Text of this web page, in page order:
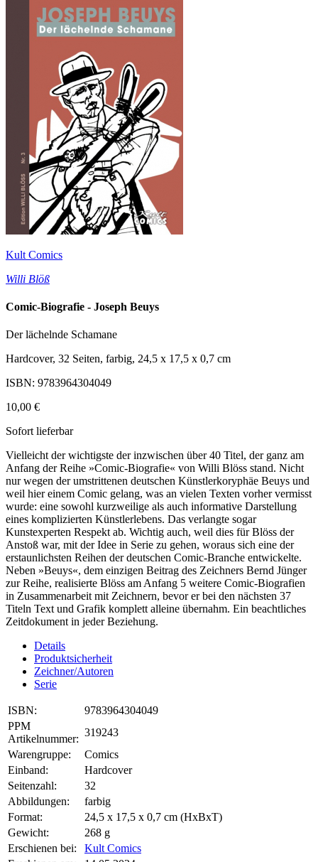
Kult Comics
Willi Blöß
Comic-Biografie - Joseph Beuys
Der lächelnde Schamane
Hardcover, 32 Seiten, farbig, 24,5 x 17,5 x 0,7 cm
ISBN: 9783964304049
10,00 €
Sofort lieferbar
Vielleicht der wichtigste der inzwischen über 40 Titel, der ganz am
Anfang der Reihe »Comic-Biografie« von Willi Blöss stand. Nicht
nur wegen der umstrittenen deutschen Künstlerkoryphäe Beuys und
weil hier einem Comic gelang, was an vielen Texten vorher vermisst
wurde: eine sowohl kurzweilige als auch informative Darstellung
eines komplizierten Künstlerlebens. Das verlangte sogar
Kunstexperten Respekt ab. Wichtig auch, weil dies für Blöss der
Anstoß war, mit der Idee in Serie zu gehen, woraus sich eine der
erstaunlichsten Reihen der deutschen Comic-Branche entwickelte.
Neben »Beuys«, dem einzigen Beitrag des Zeichners Bernd Jünger
zur Reihe, realisierte Blöss am Anfang 5 weitere Comic-Biografien
in Zusammenarbeit mit Zeichnern, bevor er bei den nächsten 37
Titeln Text und Grafik komplett alleine übernahm. Ein beachtliches
Zeitdokument in jeder Beziehung.
Details
Produktsicherheit
Zeichner/Autoren
Serie
ISBN:
9783964304049
PPM
Artikelnummer:
319243
Warengruppe:
Comics
Einband:
Hardcover
Seitenzahl:
32
Abbildungen:
farbig
Format:
24,5 x 17,5 x 0,7 cm (HxBxT)
Gewicht:
268 g
Erschienen bei:
Kult Comics